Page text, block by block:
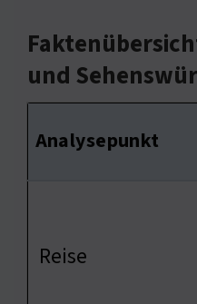
und
Analysepunkt
Reise